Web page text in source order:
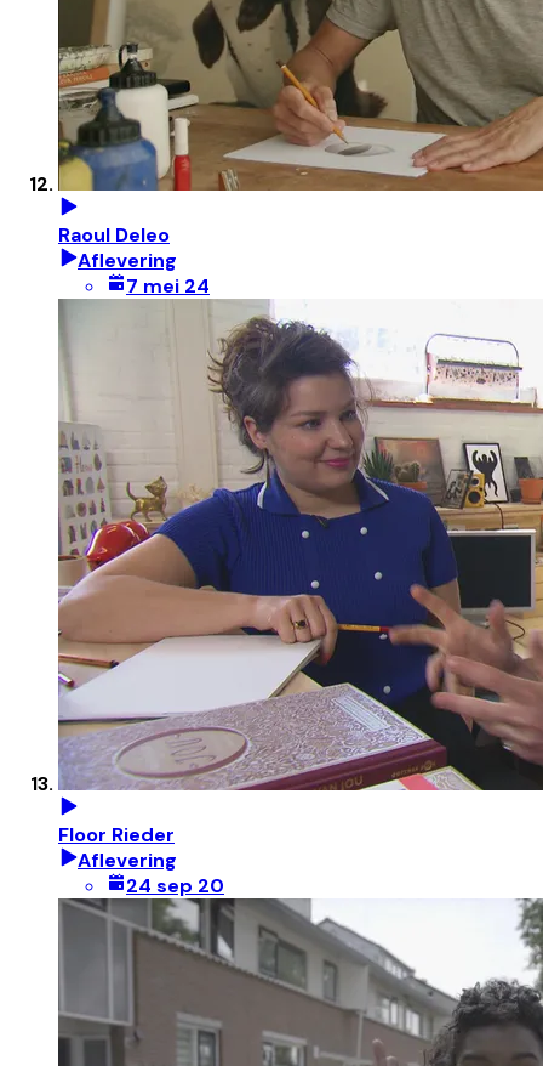
Raoul Deleo
Aflevering
7 mei 24
Floor Rieder
Aflevering
24 sep 20